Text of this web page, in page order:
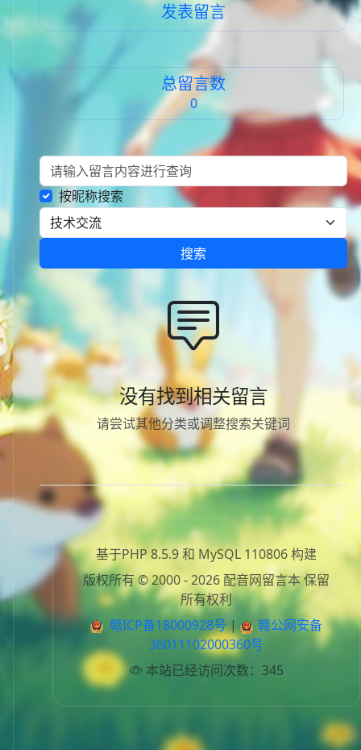
发表留言
总留言数
0
按昵称搜索
搜索
没有找到相关留言
请尝试其他分类或调整搜索关键词
基于PHP 8.5.9 和 MySQL 110806 构建
版权所有 © 2000 - 2026 配音网留言本 保留
所有权利
赣ICP备18000928号|
赣公网安备
36011102000360号
本站已经访问次数：345